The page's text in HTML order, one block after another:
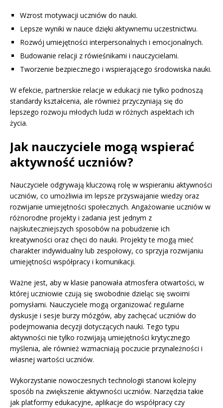
Wzrost motywacji uczniów do nauki.
Lepsze wyniki w nauce dzięki aktywnemu uczestnictwu.
Rozwój umiejętności interpersonalnych i emocjonalnych.
Budowanie relacji z rówieśnikami i nauczycielami.
Tworzenie bezpiecznego i wspierającego środowiska nauki.
W efekcie, partnerskie relacje w edukacji nie tylko podnoszą
standardy kształcenia, ale również przyczyniają się do
lepszego rozwoju młodych ludzi w różnych aspektach ich
życia.
Jak nauczyciele mogą wspierać
aktywność uczniów?
Nauczyciele odgrywają kluczową rolę w wspieraniu aktywności
uczniów, co umożliwia im lepsze przyswajanie wiedzy oraz
rozwijanie umiejętności społecznych. Angażowanie uczniów w
różnorodne projekty i zadania jest jednym z
najskuteczniejszych sposobów na pobudzenie ich
kreatywności oraz chęci do nauki. Projekty te mogą mieć
charakter indywidualny lub zespołowy, co sprzyja rozwijaniu
umiejętności współpracy i komunikacji.
Ważne jest, aby w klasie panowała atmosfera otwartości, w
której uczniowie czują się swobodnie dzieląc się swoimi
pomysłami. Nauczyciele mogą organizować regularne
dyskusje i sesje burzy mózgów, aby zachęcać uczniów do
podejmowania decyzji dotyczących nauki. Tego typu
aktywności nie tylko rozwijają umiejętności krytycznego
myślenia, ale również wzmacniają poczucie przynależności i
własnej wartości uczniów.
Wykorzystanie nowoczesnych technologii stanowi kolejny
sposób na zwiększenie aktywności uczniów. Narzędzia takie
jak platformy edukacyjne, aplikacje do współpracy czy